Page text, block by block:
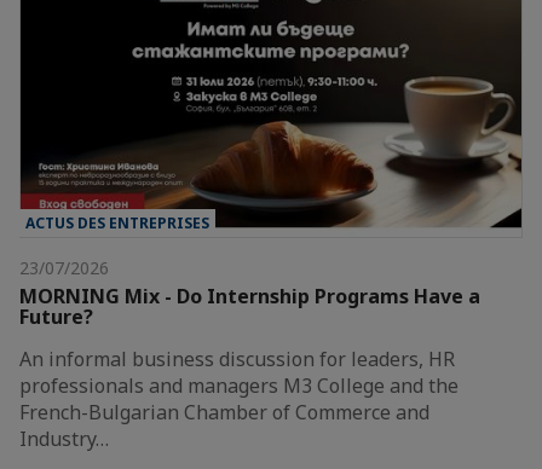
ACTUS DES ENTREPRISES
23/07/2026
MORNING Mix - Do Internship Programs Have a
Future?
An informal business discussion for leaders, HR
professionals and managers M3 College and the
French-Bulgarian Chamber of Commerce and
Industry…